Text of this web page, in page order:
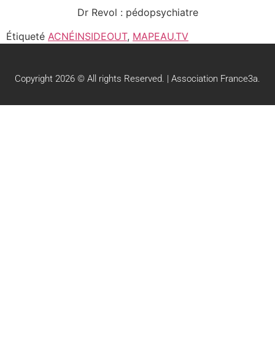
Dr Revol : pédopsychiatre
Étiqueté ACNÉINSIDEOUT, MAPEAU.TV
Copyright 2026 © All rights Reserved. | Association France3a.